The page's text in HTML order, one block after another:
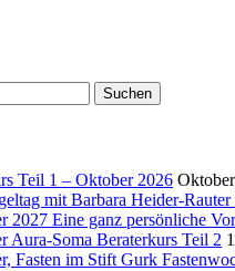
Teil 1 – Oktober 2026
mit Barbara Heider-Rauter
2027 Eine ganz persönliche
Aura-Soma Beraterkurs Teil 2